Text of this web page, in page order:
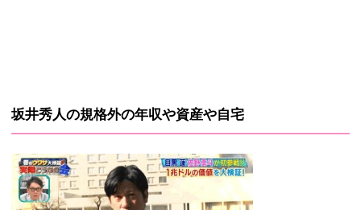
坂井秀人の規格外の年収や資産や自宅